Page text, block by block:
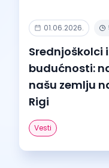
01.06.2026.
Srednjoškolci
budućnosti:
našu zemlju
Rigi
Vesti